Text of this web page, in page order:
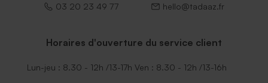
03 20 23 49 77 hello@tadaaz.fr
Horaires d'ouverture du service client
Lun-jeu : 8.30 - 12h /13-17h Ven : 8.30 - 12h /13-16h